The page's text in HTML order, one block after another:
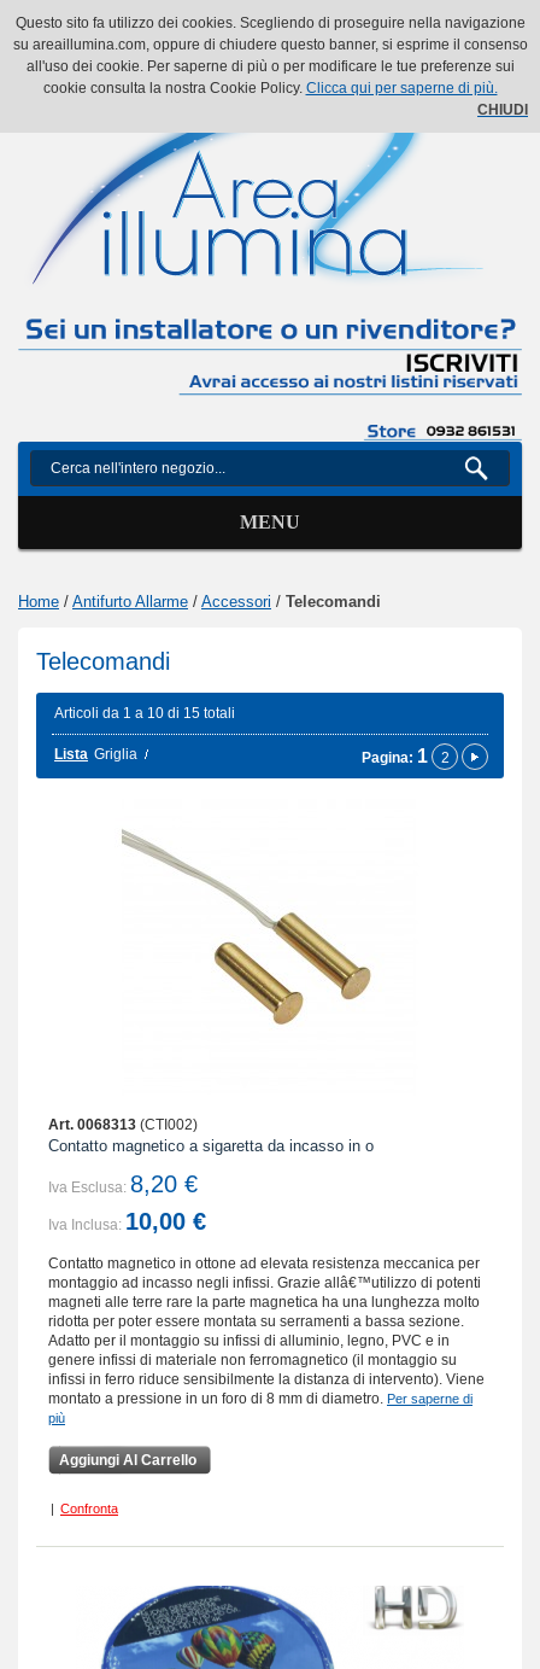
Il mio account Il mio carrello Vai alla Cassa Accedi
MENU
Home / Antifurto Allarme / Accessori / Telecomandi
Telecomandi
Articoli da 1 a 10 di 15 totali
Lista Griglia Pagina: 1 2
Art. 0068313 (CTI002)
Contatto magnetico a sigaretta da incasso in o
Iva Esclusa: 8,20 €
Iva Inclusa: 10,00 €
Contatto magnetico in ottone ad elevata resistenza meccanica per
montaggio ad incasso negli infissi. Grazie allâ€™utilizzo di potenti
magneti alle terre rare la parte magnetica ha una lunghezza molto
ridotta per poter essere montata su serramenti a bassa sezione.
Adatto per il montaggio su infissi di alluminio, legno, PVC e in
genere infissi di materiale non ferromagnetico (il montaggio su
infissi in ferro riduce sensibilmente la distanza di intervento). Viene
montato a pressione in un foro di 8 mm di diametro. Per saperne di
più
Aggiungi Al Carrello
| Confronta
Questo sito fa utilizzo dei cookies. Scegliendo di proseguire nella navigazione
su areaillumina.com, oppure di chiudere questo banner, si esprime il consenso
all'uso dei cookie. Per saperne di più o per modificare le tue preferenze sui
cookie consulta la nostra Cookie Policy. Clicca qui per saperne di più.
CHIUDI